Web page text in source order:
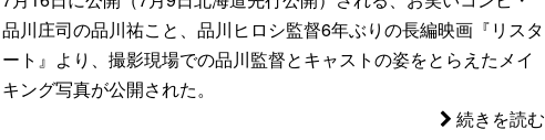
品川庄司の品川祐こと、品川ヒロシ監督6年ぶりの長編映画『リスタ
ート』より、撮影現場での品川監督とキャストの姿をとらえたメイ
キング写真が公開された。
続きを読む